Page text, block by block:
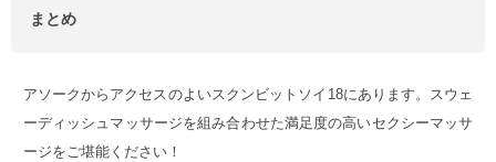
まとめ
アソークからアクセスのよいスクンビットソイ18にあります。スウェ
ーディッシュマッサージを組み合わせた満足度の高いセクシーマッサ
ージをご堪能ください！